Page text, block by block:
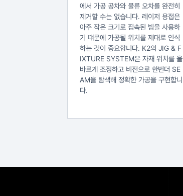
에서 가공 공차와 물류 오차를 완전히
제거할 수는 없습니다. 레이저 용접은
아주 작은 크기로 집속된 빔을 사용하
기 떄문에 가공될 위치를 제대로 인식
하는 것이 중요합니다. K2의 JIG & F
IXTURE SYSTEM은 자재 위치를 올
바르게 조정하고 비전으로 한번더 SE
AM을 탐색해 정확한 가공을 구현합니
다.